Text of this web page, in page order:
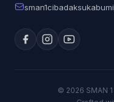
© 2026 SMAN